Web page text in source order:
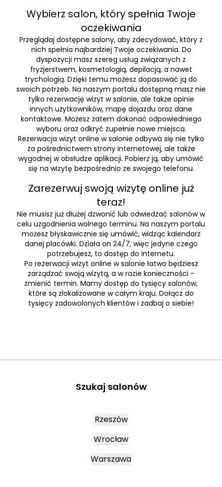
Wybierz salon, który spełnia Twoje
oczekiwania
Przeglądaj dostępne salony, aby zdecydować, który z
nich spełnia najbardziej Twoje oczekiwania. Do
dyspozycji masz szereg usług związanych z
fryzjerstwem, kosmetologią, depilacją, a nawet
trychologią. Dzięki temu możesz dopasować ją do
swoich potrzeb. Na naszym portalu dostępną masz nie
tylko rezerwację wizyt w salonie, ale także opinie
innych użytkowników, mapę dojazdu oraz dane
kontaktowe. Możesz zatem dokonać odpowiedniego
wyboru oraz odkryć zupełnie nowe miejsca.
Rezerwacja wizyt online w salonie odbywa się nie tylko
za pośrednictwem strony internetowej, ale także
wygodnej w obsłudze aplikacji. Pobierz ją, aby umówić
się na wizytę bezpośrednio ze swojego telefonu.
Zarezerwuj swoją wizytę online już
teraz!
Nie musisz już dłużej dzwonić lub odwiedzać salonów w
celu uzgodnienia wolnego terminu. Na naszym portalu
możesz błyskawicznie się umówić, widząc kalendarz
danej placówki. Działa on 24/7, więc jedyne czego
potrzebujesz, to dostęp do internetu.
Po rezerwacji wizyt online w salonie łatwo będziesz
zarządzać swoją wizytą, a w razie konieczności –
zmienić termin. Mamy dostęp do tysięcy salonów,
które są zlokalizowane w całym kraju. Dołącz do
tysięcy zadowolonych klientów i zadbaj o siebie!
Szukaj salonów
Rzeszów
Wrocław
Warszawa